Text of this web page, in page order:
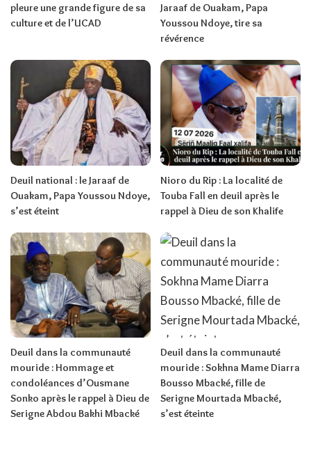
pleure une grande figure de sa
culture et de l’UCAD
Jaraaf de Ouakam, Papa
Youssou Ndoye, tire sa
révérence
Deuil national : le Jaraaf de
Ouakam, Papa Youssou Ndoye,
s’est éteint
Nioro du Rip : La localité de
Touba Fall en deuil après le
rappel à Dieu de son Khalife
Deuil dans la communauté
mouride : Hommage et
condoléances d’Ousmane
Sonko après le rappel à Dieu de
Serigne Abdou Bakhi Mbacké
Deuil dans la communauté
mouride : Sokhna Mame Diarra
Bousso Mbacké, fille de
Serigne Mourtada Mbacké,
s’est éteinte